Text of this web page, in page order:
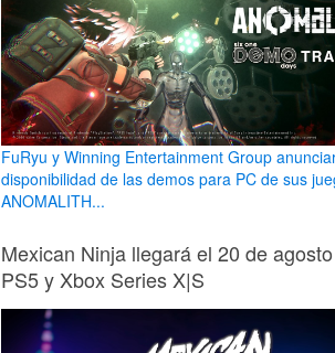
FuRyu y Winning Entertainment Group
disponibilidad de las demos para PC de sus
ANOMALITH...
Mexican Ninja llegará el 20 de
PS5 y Xbox Series X|S